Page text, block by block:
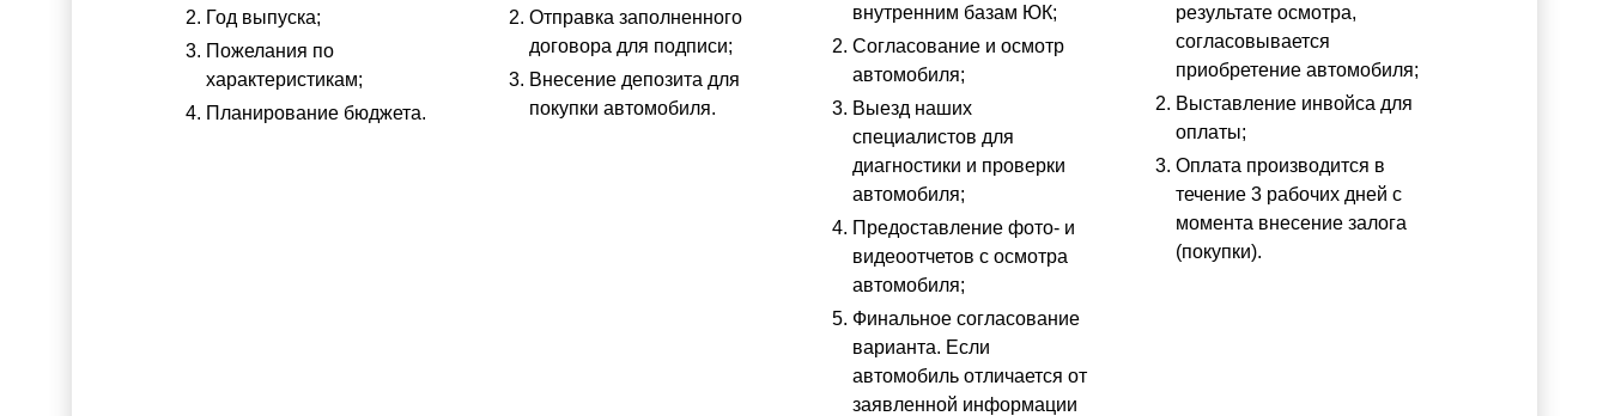
Год выпуска;
Пожелания по
характеристикам;
Планирование бюджета.
Отправка заполненного
договора для подписи;
Внесение депозита для
покупки автомобиля.
внутренним базам ЮК;
Согласование и осмотр
автомобиля;
Выезд наших
специалистов для
диагностики и проверки
автомобиля;
Предоставление фото- и
видеоотчетов с осмотра
автомобиля;
Финальное согласование
варианта. Если
автомобиль отличается от
заявленной информации
результате осмотра,
согласовывается
приобретение автомобиля;
Выставление инвойса для
оплаты;
Оплата производится в
течение 3 рабочих дней с
момента внесение залога
(покупки).